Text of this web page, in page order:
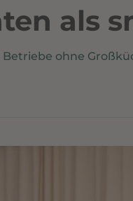
als
ohne